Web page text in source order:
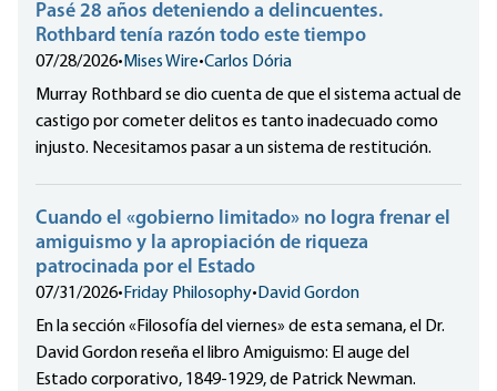
Pasé 28 años deteniendo a delincuentes.
Rothbard tenía razón todo este tiempo
07/28/2026•Mises Wire•Carlos Dória
Murray Rothbard se dio cuenta de que el sistema actual de
castigo por cometer delitos es tanto inadecuado como
injusto. Necesitamos pasar a un sistema de restitución.
Cuando el «gobierno limitado» no logra frenar el
amiguismo y la apropiación de riqueza
patrocinada por el Estado
07/31/2026•Friday Philosophy•David Gordon
En la sección «Filosofía del viernes» de esta semana, el Dr.
David Gordon reseña el libro Amiguismo: El auge del
Estado corporativo, 1849-1929, de Patrick Newman.